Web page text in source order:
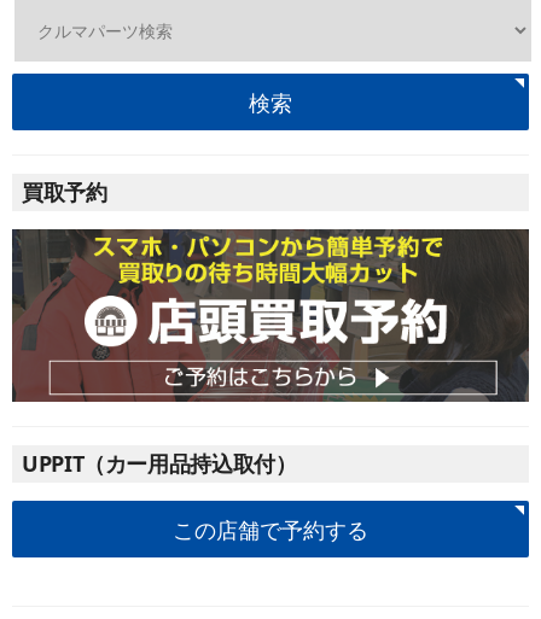
検索
買取予約
UPPIT（カー用品持込取付）
この店舗で予約する